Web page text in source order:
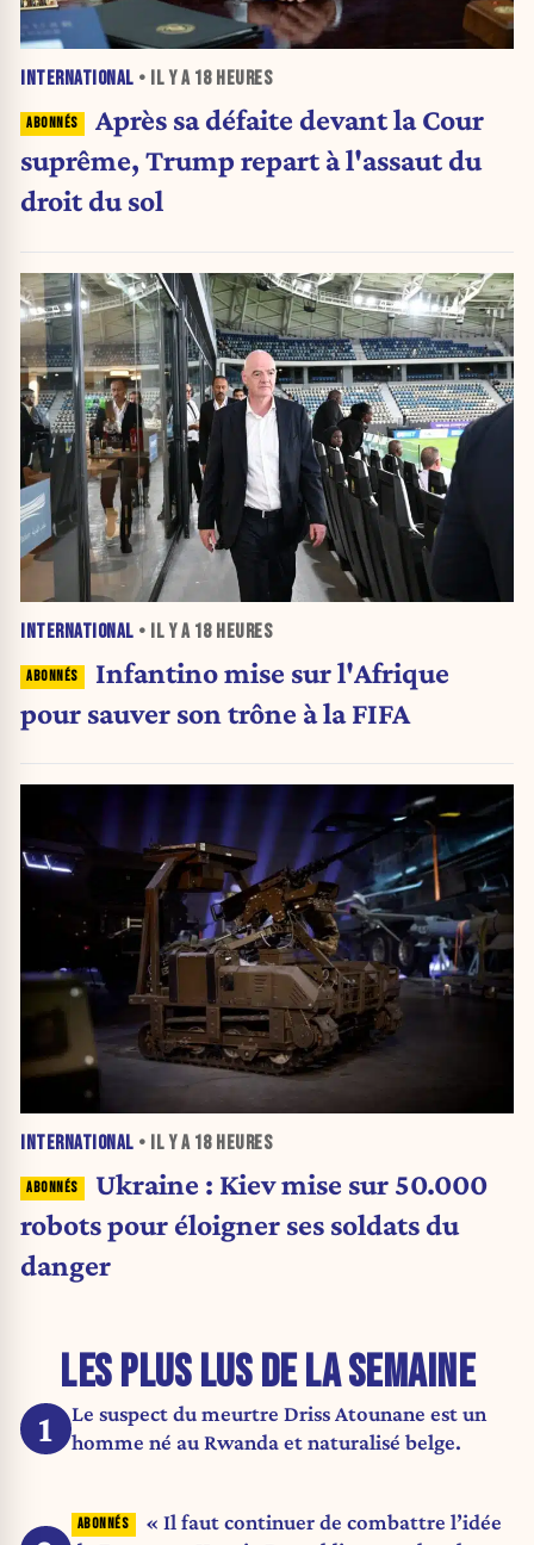
LES PLUS LUS DE LA SEMAINE
1
Le suspect du meurtre Driss Atounane est un
homme né au Rwanda et naturalisé belge.
« Il faut continuer de combattre l’idée
INTERNATIONAL • IL Y A 18 HEURES
Après sa défaite devant la Cour
suprême, Trump repart à l'assaut du
droit du sol
INTERNATIONAL • IL Y A 18 HEURES
Infantino mise sur l'Afrique
pour sauver son trône à la FIFA
INTERNATIONAL • IL Y A 18 HEURES
Ukraine : Kiev mise sur 50.000
robots pour éloigner ses soldats du
danger